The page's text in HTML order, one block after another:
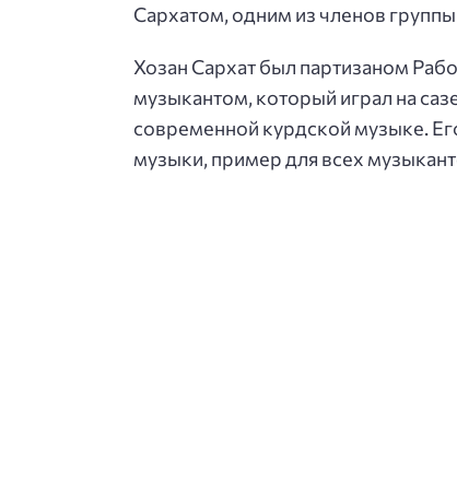
Сархатом, одним из членов
Хозан Сархат был партизаном
музыкантом, который играл на
современной курдской музыке.
музыки, пример для всех